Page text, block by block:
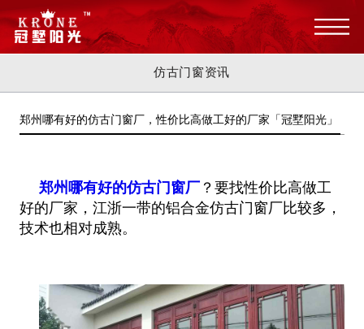
仿古门窗资讯
郑州哪有好的仿古门窗厂，性价比高做工好的厂家「冠墅阳光」
郑州哪有好的仿古门窗厂？要找性价比高做工
好的厂家，江浙一带的铝合金仿古门窗厂比较多，
技术也相对成熟。